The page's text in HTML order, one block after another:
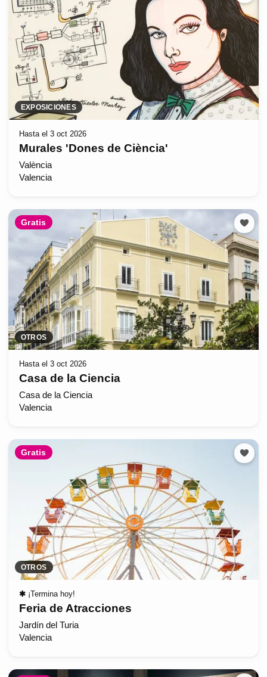
EXPOSICIONES
Hasta el 3 oct 2026
Murales 'Dones de Ciència'
València
Valencia
Gratis
OTROS
Hasta el 3 oct 2026
Casa de la Ciencia
Casa de la Ciencia
Valencia
Gratis
OTROS
✱ ¡Termina hoy!
Feria de Atracciones
Jardín del Turia
Valencia